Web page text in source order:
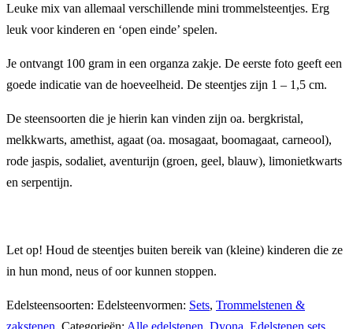
100
gram
aantal
Leuke mix van allemaal verschillende mini trommelsteentjes. Erg
leuk voor kinderen en ‘open einde’ spelen.
Je ontvangt 100 gram in een organza zakje. De eerste foto geeft een
goede indicatie van de hoeveelheid. De steentjes zijn 1 – 1,5 cm.
De steensoorten die je hierin kan vinden zijn oa. bergkristal,
melkkwarts, amethist, agaat (oa. mosagaat, boomagaat, carneool),
rode jaspis, sodaliet, aventurijn (groen, geel, blauw), limonietkwarts
en serpentijn.
Let op! Houd de steentjes buiten bereik van (kleine) kinderen die ze
in hun mond, neus of oor kunnen stoppen.
Edelsteensoorten: Edelsteenvormen: Sets, Trommelstenen &
zakstenen, Categorieën: Alle edelstenen, Dyona, Edelstenen sets,